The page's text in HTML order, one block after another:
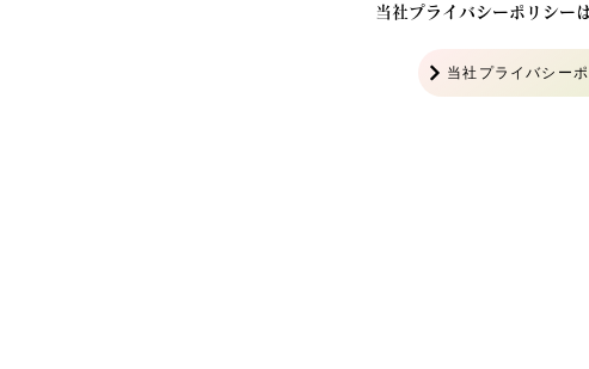
当社プライバシーポリシー
当社プライバシー